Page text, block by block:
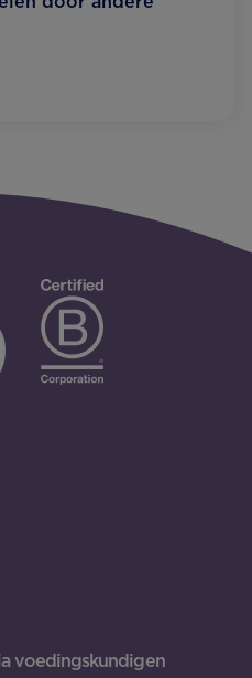
voedingskundigen